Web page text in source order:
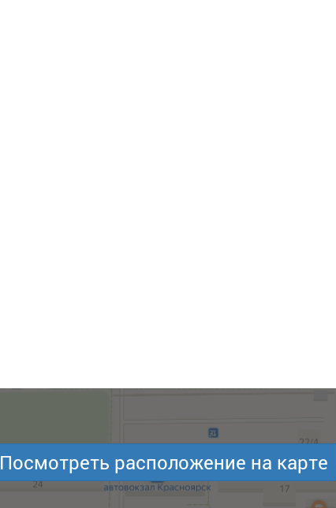
Посмотреть расположение на карте